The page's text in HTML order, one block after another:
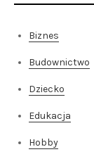
Biznes
Budownictwo
Dziecko
Edukacja
Hobby